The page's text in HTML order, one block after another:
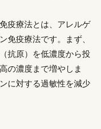
疫療法とは、アレルゲ
免疫療法です。まず、
抗原）を低濃度から投
の濃度まで増やしま
に対する過敏性を減少